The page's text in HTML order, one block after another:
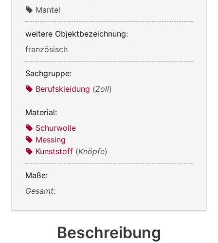
Mantel
weitere Objektbezeichnung:
französisch
Sachgruppe:
Berufskleidung (Zoll)
Material:
Schurwolle
Messing
Kunststoff (Knöpfe)
Maße:
Gesamt:
Beschreibung